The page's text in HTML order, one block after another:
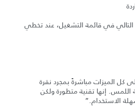
في قائمة التشغيل، عند تخطي
كل الميزات مباشرةً بمجرد نقرة
إنها تقنية متطورة ولكن
الاستخدام.”